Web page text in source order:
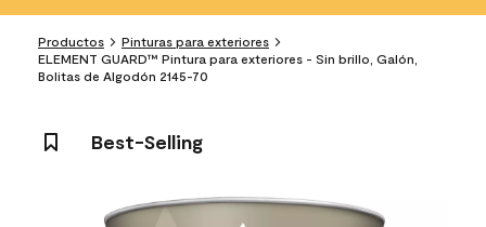
Productos
Pinturas para exteriores
ELEMENT GUARD™ Pintura para exteriores - Sin brillo, Galón,
Bolitas de Algodón 2145-70
Best-Selling